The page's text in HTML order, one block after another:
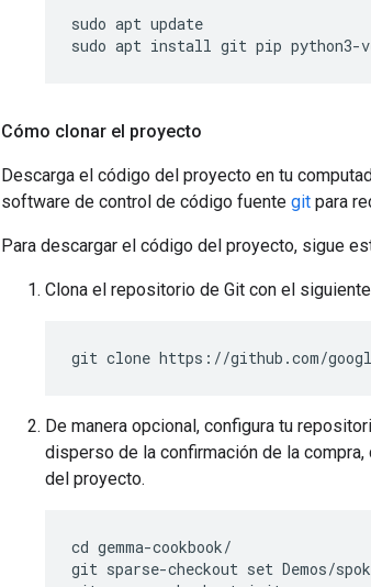
sudo apt update
Cómo clonar el proyecto
Descarga el código del proyecto en tu
software de control de código fuente git para
Para descargar el código del proyecto, sigue
Clona el repositorio de Git con el
De manera opcional, configura tu
disperso de la confirmación de la
del proyecto.
cd gemma-cookbook/
git sparse-checkout set Demos/